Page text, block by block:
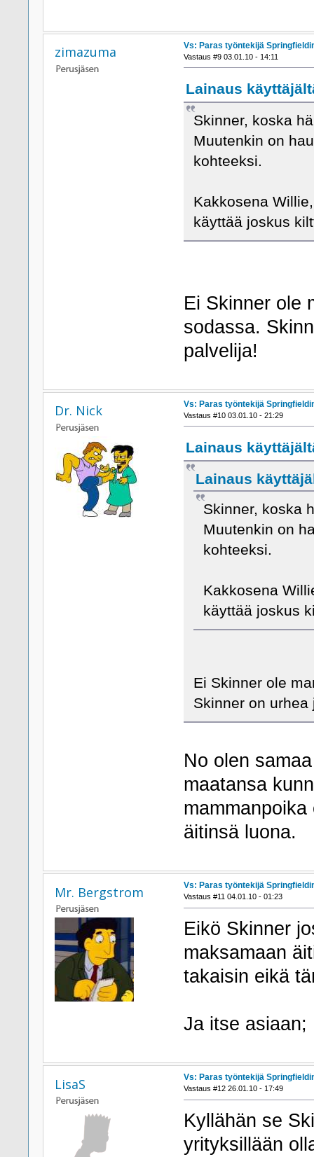
zimazuma Vs: Paras työntekijä
Vastaus #9 03.01.10 - 14:11
Lainaus
Skinner, koska
Muutenkin on
kohteeksi.
Kakkosena
käyttää joskus
Ei Skinner ole
sodassa.
palvelija!
Dr. Nick Vs: Paras työntekijä
Vastaus #10 03.01.10 - 21:29
Lainaus
Lainaus
Skinner, koska
Muutenkin on
kohteeksi.
Kakkosena
käyttää joskus
Ei Skinner ole
Skinner on
No olen
maatansa
äitinsä luona.
Mr. Bergstrom Vs: Paras työntekijä
Vastaus #11 04.01.10 - 01:23
Eikö Skinner
maksamaan
takaisin eikä
Ja itse asiaan;
LisaS Vs: Paras työntekijä
Vastaus #12 26.01.10 - 17:49
Kyllähän se
yrityksillään